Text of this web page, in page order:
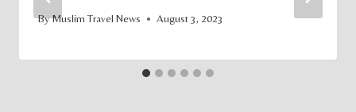
ByMuslim Travel News August 3, 2023